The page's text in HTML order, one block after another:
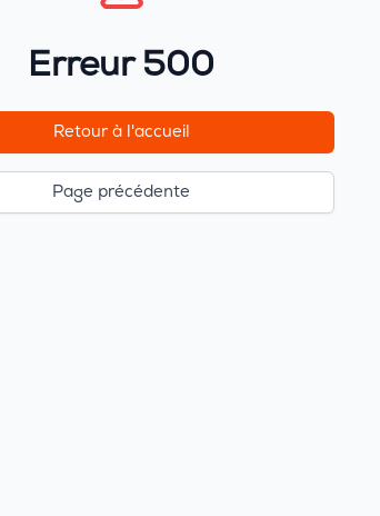
Erreur 500
Retour à l'accueil
Page précédente